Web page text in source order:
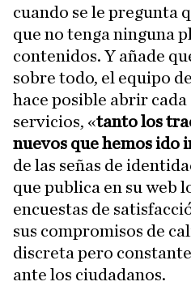
cuando se le pregunta
que no tenga ninguna
contenidos. Y añade
sobre todo, el equipo
hace posible abrir
servicios, «tanto los
nuevos que hemos ido
de las señas de
que publica en su web
encuestas de
sus compromisos de
discreta pero
ante los ciudadanos.